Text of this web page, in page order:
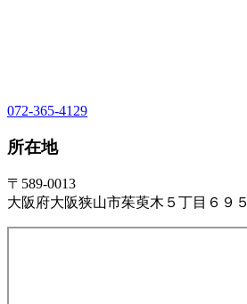
072-365-4129
所在地
〒589-0013
大阪府大阪狭山市茱萸木５丁目６９５